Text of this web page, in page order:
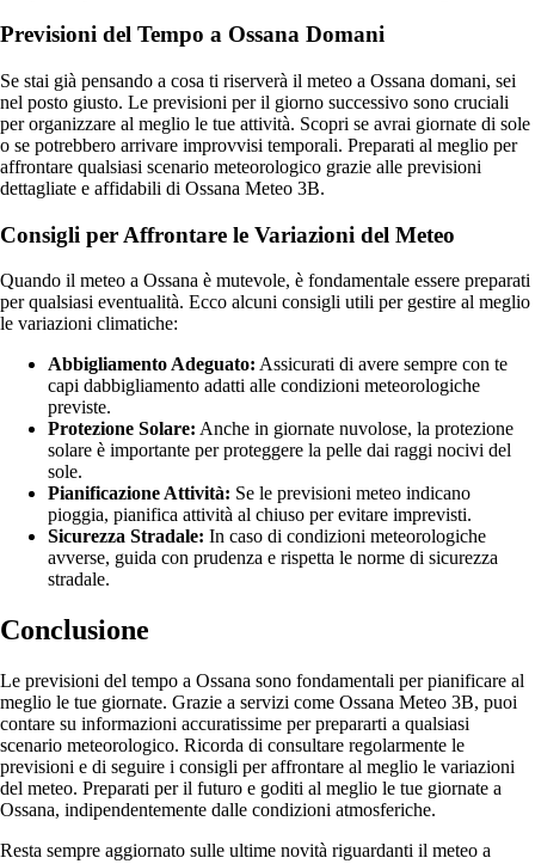
Previsioni del Tempo a Ossana Domani
Se stai già pensando a cosa ti riserverà il meteo a Ossana domani, sei
nel posto giusto. Le previsioni per il giorno successivo sono cruciali
per organizzare al meglio le tue attività. Scopri se avrai giornate di sole
o se potrebbero arrivare improvvisi temporali. Preparati al meglio per
affrontare qualsiasi scenario meteorologico grazie alle previsioni
dettagliate e affidabili di Ossana Meteo 3B.
Consigli per Affrontare le Variazioni del Meteo
Quando il meteo a Ossana è mutevole, è fondamentale essere preparati
per qualsiasi eventualità. Ecco alcuni consigli utili per gestire al meglio
le variazioni climatiche:
Abbigliamento Adeguato: Assicurati di avere sempre con te
capi dabbigliamento adatti alle condizioni meteorologiche
previste.
Protezione Solare: Anche in giornate nuvolose, la protezione
solare è importante per proteggere la pelle dai raggi nocivi del
sole.
Pianificazione Attività: Se le previsioni meteo indicano
pioggia, pianifica attività al chiuso per evitare imprevisti.
Sicurezza Stradale: In caso di condizioni meteorologiche
avverse, guida con prudenza e rispetta le norme di sicurezza
stradale.
Conclusione
Le previsioni del tempo a Ossana sono fondamentali per pianificare al
meglio le tue giornate. Grazie a servizi come Ossana Meteo 3B, puoi
contare su informazioni accuratissime per prepararti a qualsiasi
scenario meteorologico. Ricorda di consultare regolarmente le
previsioni e di seguire i consigli per affrontare al meglio le variazioni
del meteo. Preparati per il futuro e goditi al meglio le tue giornate a
Ossana, indipendentemente dalle condizioni atmosferiche.
Resta sempre aggiornato sulle ultime novità riguardanti il meteo a